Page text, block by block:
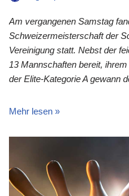
Am vergangenen Samstag
Schweizermeisterschaft der
Vereinigung statt. Nebst der
13 Mannschaften bereit,
der Elite-Kategorie A gewann
Mehr lesen »